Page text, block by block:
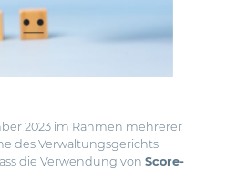
2023 im Rahmen mehrerer
des Verwaltungsgerichts
die Verwendung von Score-